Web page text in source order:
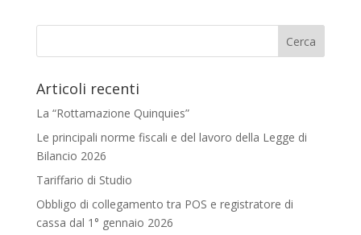
Articoli recenti
La “Rottamazione Quinquies”
Le principali norme fiscali e del lavoro della Legge di
Bilancio 2026
Tariffario di Studio
Obbligo di collegamento tra POS e registratore di
cassa dal 1° gennaio 2026